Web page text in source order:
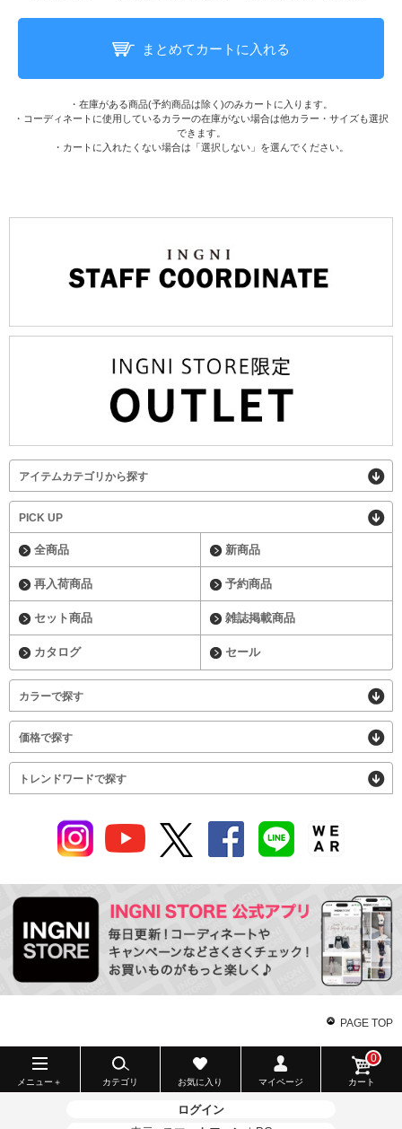
まとめてカートに入れる
・在庫がある商品(予約商品は除く)のみカートに入ります。
・コーディネートに使用しているカラーの在庫がない場合は他カラー・サイズも選択
できます。
・カートに入れたくない場合は「選択しない」を選んでください。
アイテムカテゴリから探す
PICK UP
全商品 新商品
再入荷商品 予約商品
セット商品 雑誌掲載商品
カタログ セール
カラーで探す
価格で探す
トレンドワードで探す
PAGE TOP
メニュー＋ カテゴリ お気に入り マイページ カート
0
ログイン